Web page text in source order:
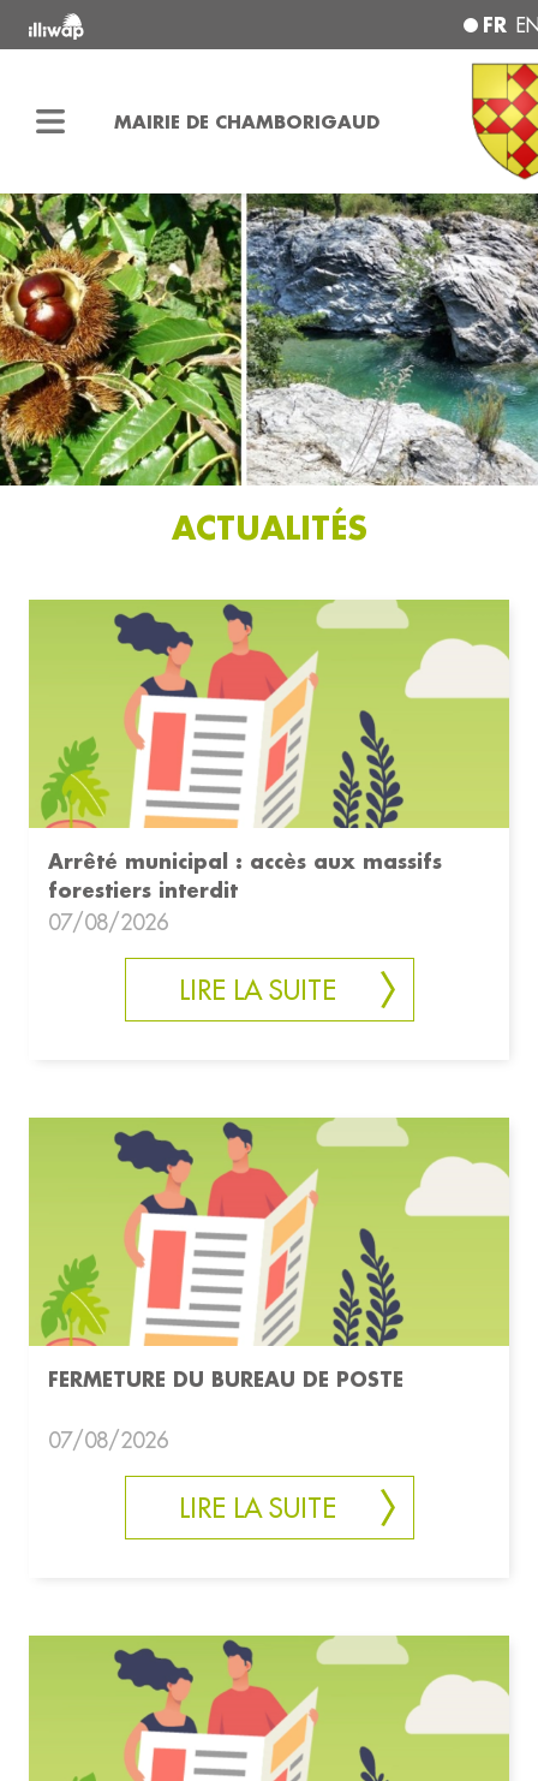
FR
MAIRIE DE CHAMBORIGAUD
ACTUALITÉS
Arrêté municipal : accès aux massifs
forestiers interdit
07/08/2026
LIRE LA SUITE
FERMETURE DU BUREAU DE POSTE
07/08/2026
LIRE LA SUITE